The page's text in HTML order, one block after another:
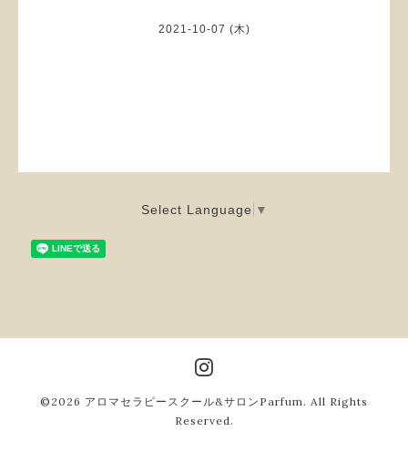
2021-10-07 (木)
Select Language ▼
©2026 アロマセラピースクール&サロンParfum . All Rights
Reserved.